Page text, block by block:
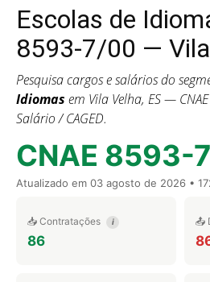
Escolas de
8593-7/00 — Vila
Pesquisa cargos e salários do
Idiomas em Vila Velha, ES — CNAE
Salário / CAGED.
CNAE 8593-
Atualizado em 03 agosto de 2026 •
📥 Contratações i
86
📤